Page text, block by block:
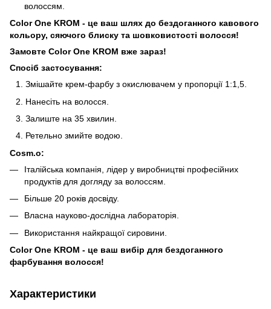
волоссям.
Color One KROM - це ваш шлях до бездоганного кавового
кольору, сяючого блиску та шовковистості волосся!
Замовте Color One KROM вже зараз!
Спосіб застосування:
Змішайте крем-фарбу з окислювачем у пропорції 1:1,5.
Нанесіть на волосся.
Залиште на 35 хвилин.
Ретельно змийте водою.
Cosm.o:
Італійська компанія, лідер у виробництві професійних
продуктів для догляду за волоссям.
Більше 20 років досвіду.
Власна науково-дослідна лабораторія.
Використання найкращої сировини.
Color One KROM - це ваш вибір для бездоганного
фарбування волосся!
Характеристики